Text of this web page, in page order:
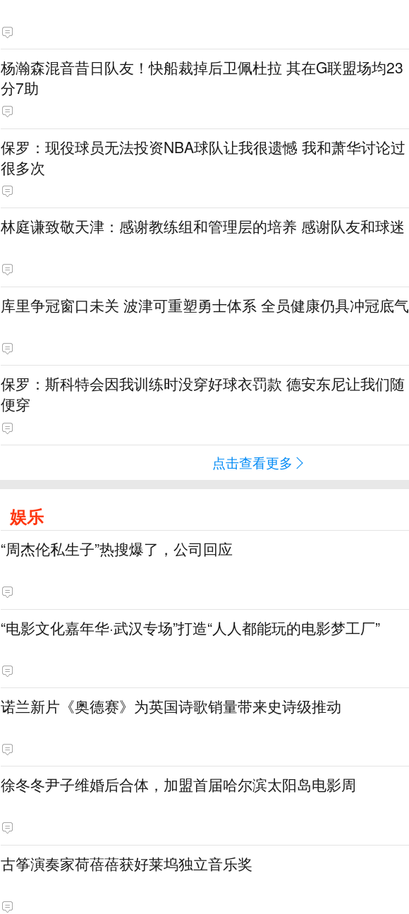
杨瀚森混音昔日队友！快船裁掉后卫佩杜拉 其在G联盟场均23
分7助
保罗：现役球员无法投资NBA球队让我很遗憾 我和萧华讨论过
很多次
林庭谦致敬天津：感谢教练组和管理层的培养 感谢队友和球迷
库里争冠窗口未关 波津可重塑勇士体系 全员健康仍具冲冠底气
保罗：斯科特会因我训练时没穿好球衣罚款 德安东尼让我们随
便穿
点击查看更多
娱乐
“周杰伦私生子”热搜爆了，公司回应
“电影文化嘉年华·武汉专场”打造“人人都能玩的电影梦工厂”
诺兰新片《奥德赛》为英国诗歌销量带来史诗级推动
徐冬冬尹子维婚后合体，加盟首届哈尔滨太阳岛电影周
古筝演奏家荷蓓蓓获好莱坞独立音乐奖